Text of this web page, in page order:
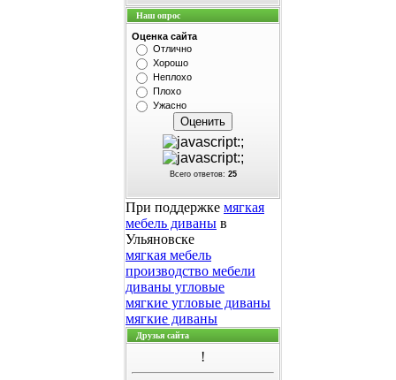
Наш опрос
Оценка сайта
Отлично
Хорошо
Неплохо
Плохо
Ужасно
Всего ответов: 25
При поддержке мягкая
мебель диваны в
Ульяновске
мягкая мебель
производство мебели
диваны угловые
мягкие угловые диваны
мягкие диваны
Друзья сайта
!